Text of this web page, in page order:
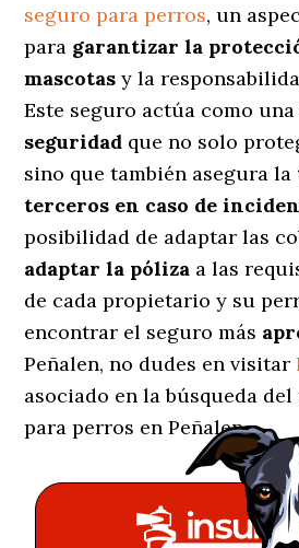
seguro para perros, un
para garantizar la
mascotas y la
Este seguro actúa como una
seguridad que no solo
sino que también asegura la
terceros en caso de
posibilidad de adaptar las
adaptar la póliza a las
de cada propietario y su
encontrar el seguro más
Peñalen, no dudes en visitar
asociado en la búsqueda
para perros en Peñalen.